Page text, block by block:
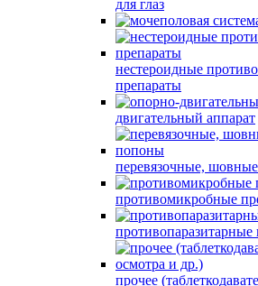
для глаз
нестероидные
препараты
двигательный аппарат
перевязочные,
противомикробные
противопаразитарные
прочее